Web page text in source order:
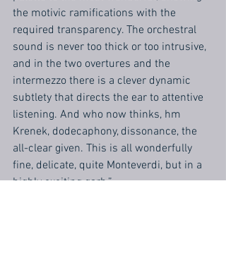
the motivic ramifications with the
required transparency. The orchestral
sound is never too thick or too intrusive,
and in the two overtures and the
intermezzo there is a clever dynamic
subtlety that directs the ear to attentive
listening. And who now thinks, hm
Krenek, dodecaphony, dissonance, the
all-clear given. This is all wonderfully
fine, delicate, quite Monteverdi, but in a
highly exciting garb.”